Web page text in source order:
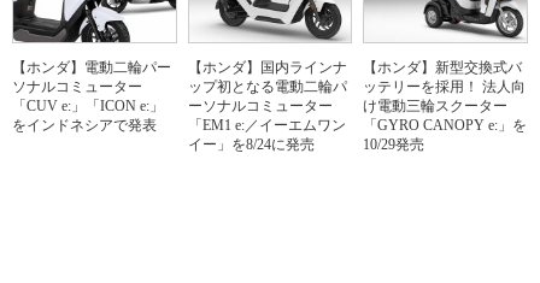
【ホンダ】電動二輪パー
ソナルコミューター
「CUV e:」「ICON e:」
をインドネシアで発表
【ホンダ】国内ラインナ
ップ初となる電動二輪パ
ーソナルコミューター
「EM1 e:／イーエムワン
イー」を8/24に発売
【ホンダ】新型交換式バ
ッテリーを採用！ 法人向
け電動三輪スクーター
「GYRO CANOPY e:」を
10/29発売